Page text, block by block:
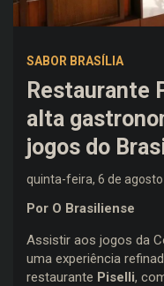
SABOR BRASÍLIA
Restaurante
alta
jogos do
quinta-feira, 6 de
Por O Brasiliense
Assistir aos jogos da
uma experiência
restaurante Piselli,